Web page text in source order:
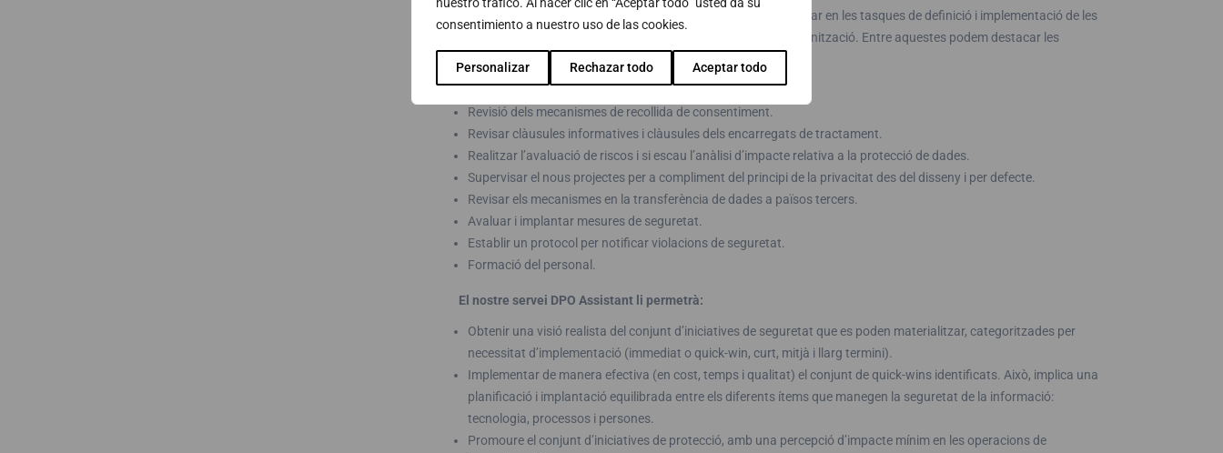
consentimiento a nuestro uso de las cookies.
Personalizar Rechazar todo Aceptar todo
El seu principal objectiu serà supervisar, monitoritzar i col·laborar en les tasques de definició i implementació de les
mesures necessàries per a l’adequació al GDPR en la seva organització. Entre aquestes podem destacar les
següents actuacions, que poden recollir-se com a pla de treball:
Documentar les activitats de tractament.
Revisió dels mecanismes de recollida de consentiment.
Revisar clàusules informatives i clàusules dels encarregats de tractament.
Realitzar l’avaluació de riscos i si escau l’anàlisi d’impacte relativa a la protecció de dades.
Supervisar el nous projectes per a compliment del principi de la privacitat des del disseny i per defecte.
Revisar els mecanismes en la transferència de dades a països tercers.
Avaluar i implantar mesures de seguretat.
Establir un protocol per notificar violacions de seguretat.
Formació del personal.
El nostre servei DPO Assistant li permetrà:
Obtenir una visió realista del conjunt d’iniciatives de seguretat que es poden materialitzar, categoritzades per
necessitat d’implementació (immediat o quick-win, curt, mitjà i llarg termini).
Implementar de manera efectiva (en cost, temps i qualitat) el conjunt de quick-wins identificats. Això, implica una
planificació i implantació equilibrada entre els diferents ítems que manegen la seguretat de la informació:
tecnologia, processos i persones.
Promoure el conjunt d’iniciatives de protecció, amb una percepció d’impacte mínim en les operacions de